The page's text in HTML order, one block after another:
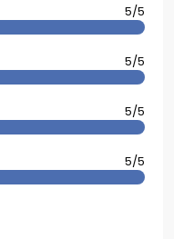
5/5
5/5
5/5
5/5